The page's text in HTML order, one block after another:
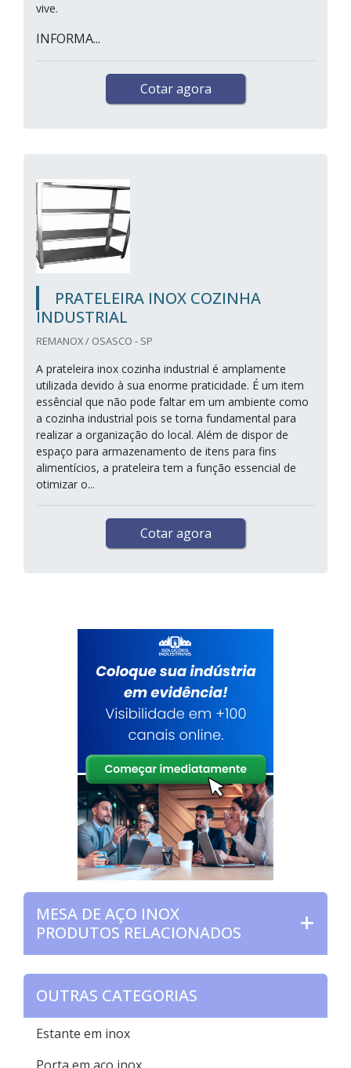
vive.
INFORMA...
Cotar agora
PRATELEIRA INOX COZINHA
INDUSTRIAL
REMANOX / OSASCO - SP
A prateleira inox cozinha industrial é amplamente
utilizada devido à sua enorme praticidade. É um item
essêncial que não pode faltar em um ambiente como
a cozinha industrial pois se torna fundamental para
realizar a organização do local. Além de dispor de
espaço para armazenamento de itens para fins
alimentícios, a prateleira tem a função essencial de
otimizar o...
Cotar agora
MESA DE AÇO INOX
PRODUTOS RELACIONADOS
OUTRAS CATEGORIAS
Estante em inox